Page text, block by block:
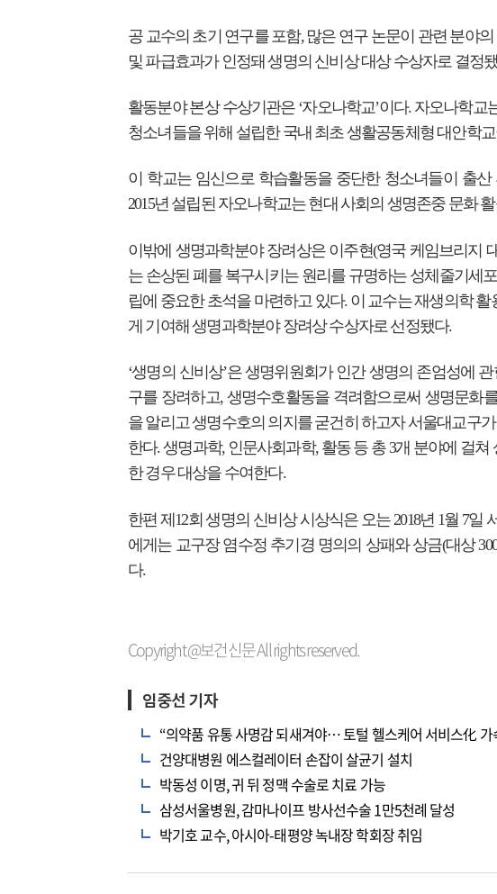
공 교수의 초기 연구를 포함, 많은 연구 논문이 관련 분야
및 파급효과가 인정돼 생명의 신비상 대상 수상자로 결정
활동분야 본상 수상기관은 ‘자오나학교’이다. 자오나학
청소녀들을 위해 설립한 국내 최초 생활공동체형 대안학
이 학교는 임신으로 학습활동을 중단한 청소녀들이 출
2015년 설립된 자오나학교는 현대 사회의 생명존중 문화
이밖에 생명과학분야 장려상은 이주현(영국 케임브리지
는 손상된 폐를 복구시키는 원리를 규명하는 성체줄기세
립에 중요한 초석을 마련하고 있다. 이 교수는 재생의학
게 기여해 생명과학분야 장려상 수상자로 선정됐다.
‘생명의 신비상’은 생명위원회가 인간 생명의 존엄성에
구를 장려하고, 생명수호활동을 격려함으로써 생명문화
을 알리고 생명수호의 의지를 굳건히 하고자 서울대교구
한다. 생명과학, 인문사회과학, 활동 등 총 3개 분야에 걸
한 경우 대상을 수여한다.
한편 제12회 생명의 신비상 시상식은 오는 2018년 1월 7
에게는 교구장 염수정 추기경 명의의 상패와 상금(대상
다.
Copyright @보건신문 All rights reserved.
임중선 기자
“의약품 유통 사명감 되새겨야… 토털 헬스케어 서비스化 가
건양대병원 에스컬레이터 손잡이 살균기 설치
박동성 이명, 귀 뒤 정맥 수술로 치료 가능
삼성서울병원, 감마나이프 방사선수술 1만5천례 달성
박기호 교수, 아시아-태평양 녹내장 학회장 취임